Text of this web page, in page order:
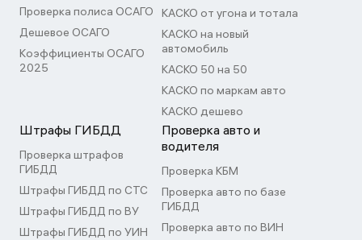
Проверка полиса ОСАГО
Дешевое ОСАГО
Коэффициенты ОСАГО
2025
КАСКО от угона и тотала
КАСКО на новый
автомобиль
КАСКО 50 на 50
КАСКО по маркам авто
КАСКО дешево
Штрафы ГИБДД
Проверка штрафов
ГИБДД
Штрафы ГИБДД по СТС
Штрафы ГИБДД по ВУ
Штрафы ГИБДД по УИН
Проверка авто и
водителя
Проверка КБМ
Проверка авто по базе
ГИБДД
Проверка авто по ВИН